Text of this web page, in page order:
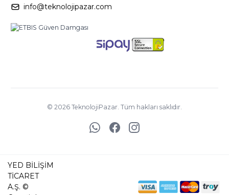
info@teknolojipazar.com
© 2026 TeknolojiPazar. Tüm hakları saklıdır.
YED BİLİŞİM
TİCARET
A.Ş. ©